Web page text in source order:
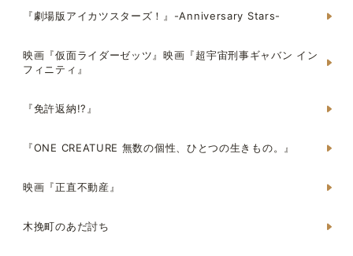
『劇場版アイカツスターズ！』-Anniversary Stars-
映画『仮面ライダーゼッツ』映画『超宇宙刑事ギャバン イン
フィニティ』
『免許返納!?』
『ONE CREATURE 無数の個性、ひとつの生きもの。』
映画『正直不動産』
木挽町のあだ討ち